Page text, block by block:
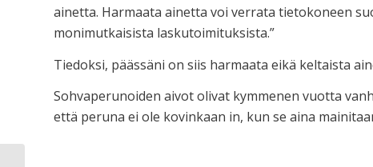
ainetta. Harmaata ainetta voi verrata tietokoneen
monimutkaisista laskutoimituksista.”
Tiedoksi, päässäni on siis harmaata eikä keltaista
Sohvaperunoiden aivot olivat kymmenen vuotta
että peruna ei ole kovinkaan in, kun se aina